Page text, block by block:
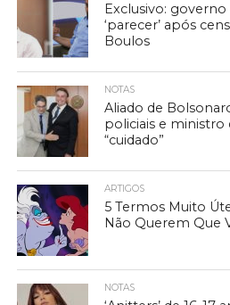
Exclusivo:
‘parecer’ após
Boulos
NOTAS
Aliado de
policiais e ministro
“cuidado”
ARTIGOS
5 Termos Muito
Não Querem Que
NOTAS